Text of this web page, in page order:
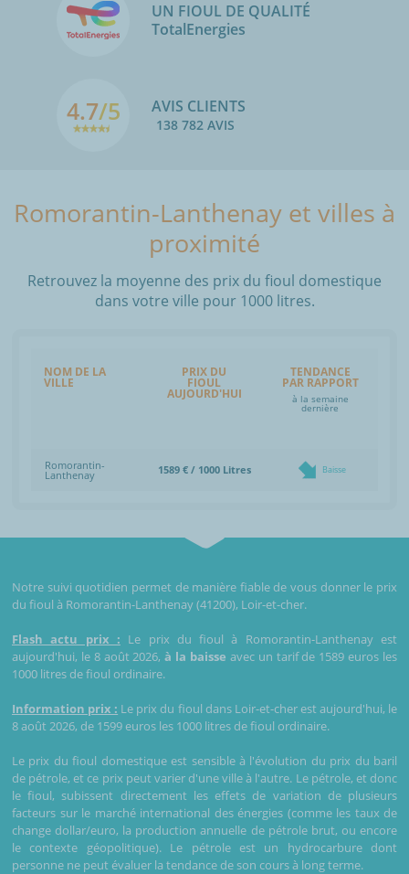
UN FIOUL DE QUALITÉ
TotalEnergies
4.7/5 AVIS CLIENTS
138 782 AVIS
Romorantin-Lanthenay et villes à
proximité
Retrouvez la moyenne des prix du fioul domestique
dans votre ville pour 1000 litres.
NOM DE LA
VILLE
PRIX DU
FIOUL
AUJOURD'HUI
TENDANCE
PAR RAPPORT
à la semaine
dernière
Romorantin-
Lanthenay 1589 € / 1000 Litres Baisse
Notre suivi quotidien permet de manière fiable de vous donner le prix
du fioul à Romorantin-Lanthenay (41200), Loir-et-cher.
Flash actu prix : Le prix du fioul à Romorantin-Lanthenay est
aujourd'hui, le 8 août 2026,à la baisse avec un tarif de 1589 euros les
1000 litres de fioul ordinaire.
Information prix : Le prix du fioul dans Loir-et-cher est aujourd'hui, le
8 août 2026, de 1599 euros les 1000 litres de fioul ordinaire.
Le prix du fioul domestique est sensible à l'évolution du prix du baril
de pétrole, et ce prix peut varier d'une ville à l'autre. Le pétrole, et donc
le fioul, subissent directement les effets de variation de plusieurs
facteurs sur le marché international des énergies (comme les taux de
change dollar/euro, la production annuelle de pétrole brut, ou encore
le contexte géopolitique). Le pétrole est un hydrocarbure dont
personne ne peut évaluer la tendance de son cours à long terme.